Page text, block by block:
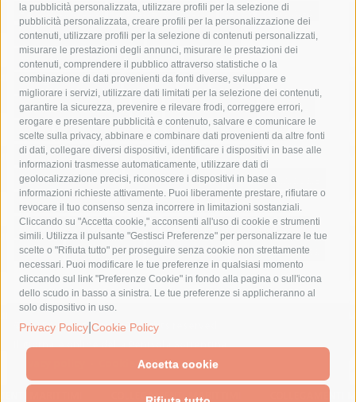
la pubblicità personalizzata, utilizzare profili per la selezione di
pubblicità personalizzata, creare profili per la personalizzazione dei
contenuti, utilizzare profili per la selezione di contenuti personalizzati,
misurare le prestazioni degli annunci, misurare le prestazioni dei
contenuti, comprendere il pubblico attraverso statistiche o la
combinazione di dati provenienti da fonti diverse, sviluppare e
migliorare i servizi, utilizzare dati limitati per la selezione dei contenuti,
garantire la sicurezza, prevenire e rilevare frodi, correggere errori,
erogare e presentare pubblicità e contenuto, salvare e comunicare le
scelte sulla privacy, abbinare e combinare dati provenienti da altre fonti
di dati, collegare diversi dispositivi, identificare i dispositivi in base alle
informazioni trasmesse automaticamente, utilizzare dati di
geolocalizzazione precisi, riconoscere i dispositivi in base a
informazioni richieste attivamente. Puoi liberamente prestare, rifiutare o
revocare il tuo consenso senza incorrere in limitazioni sostanziali.
Cliccando su "Accetta cookie," acconsenti all'uso di cookie e strumenti
simili. Utilizza il pulsante "Gestisci Preferenze" per personalizzare le tue
scelte o "Rifiuta tutto" per proseguire senza cookie non strettamente
necessari. Puoi modificare le tue preferenze in qualsiasi momento
cliccando sul link "Preferenze Cookie" in fondo alla pagina o sull'icona
dello scudo in basso a sinistra. Le tue preferenze si applicheranno al
solo dispositivo in uso.
Privacy Policy Cookie Policy
Accetta cookie
Asl Napoli 3 sud
capitaneria di porto capri
carabinieri
castellammare di stabia
circumvesuviana
comune di sorrento
concerto
contagi
costiera amalfitana
covid-19 eav
elezioni
fondazione sorrento
gori guardia costiera
incidente
lavori
lorenzo balducelli mare
massa lubrense
massimo coppola
Meta napoli
ordinanza
penisola sorrentina
piano di sorrento
polizia municipale
protezione civile
Regione Campania
sant'agnello
sindaco cuomo
sorrento studenti temporali
treni
turismo
Vico Equense villa fiorentino vincenzo de luca
© 2015 SorrentoPress. All rights reserved.
Il giornale online della Penisola Sorrentina
Cookie Policy